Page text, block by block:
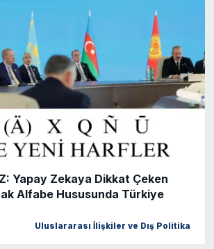
Yapay Zekaya Dikkat Çeken
Alfabe Hususunda Türkiye
Uluslararası İlişkiler ve Dış Politika